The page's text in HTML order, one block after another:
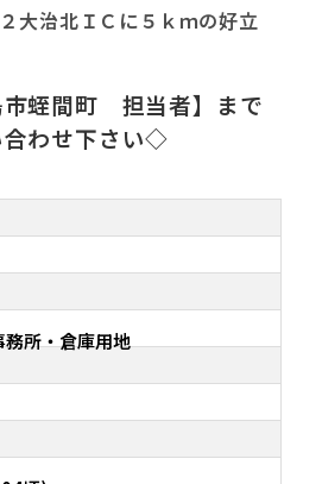
大治北ＩＣに５ｋｍの好立
蛭間町 担当者】まで
合わせ下さい◇
所・倉庫用地